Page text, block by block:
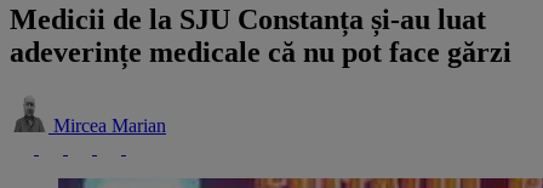
Medicii de la SJU Constanța și-au luat
adeverințe medicale că nu pot face gărzi
Mircea Marian